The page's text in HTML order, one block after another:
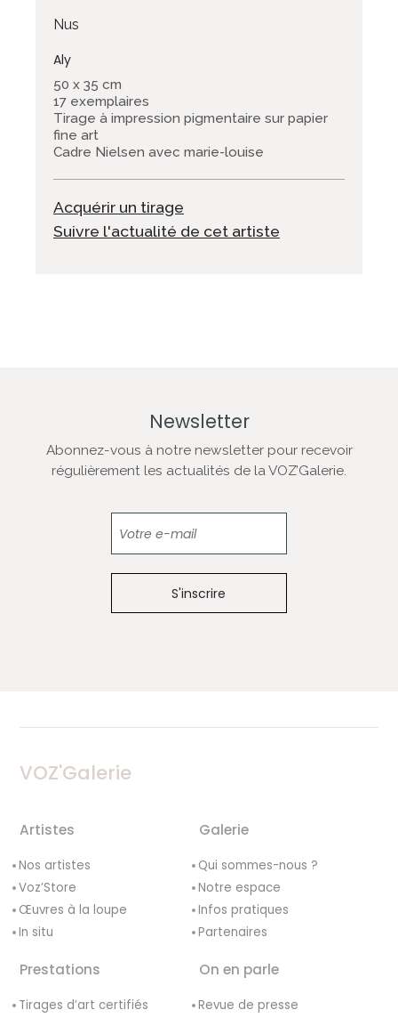
Nus
Aly
50 x 35 cm
17 exemplaires
Tirage à impression pigmentaire sur papier
fine art
Cadre Nielsen avec marie-louise
Acquérir un tirage
Suivre l'actualité de cet artiste
Newsletter
Abonnez-vous à notre newsletter pour recevoir
régulièrement les actualités de la VOZ’Galerie.
VOZ'Galerie
Artistes
Nos artistes
Voz’Store
Œuvres à la loupe
In situ
Galerie
Qui sommes-nous ?
Notre espace
Infos pratiques
Partenaires
Prestations
Tirages d’art certifiés
On en parle
Revue de presse